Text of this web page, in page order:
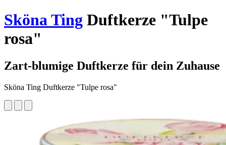
Sköna Ting Duftkerze "Tulpe
rosa"
Zart-blumige Duftkerze für dein Zuhause
Sköna Ting Duftkerze "Tulpe rosa"